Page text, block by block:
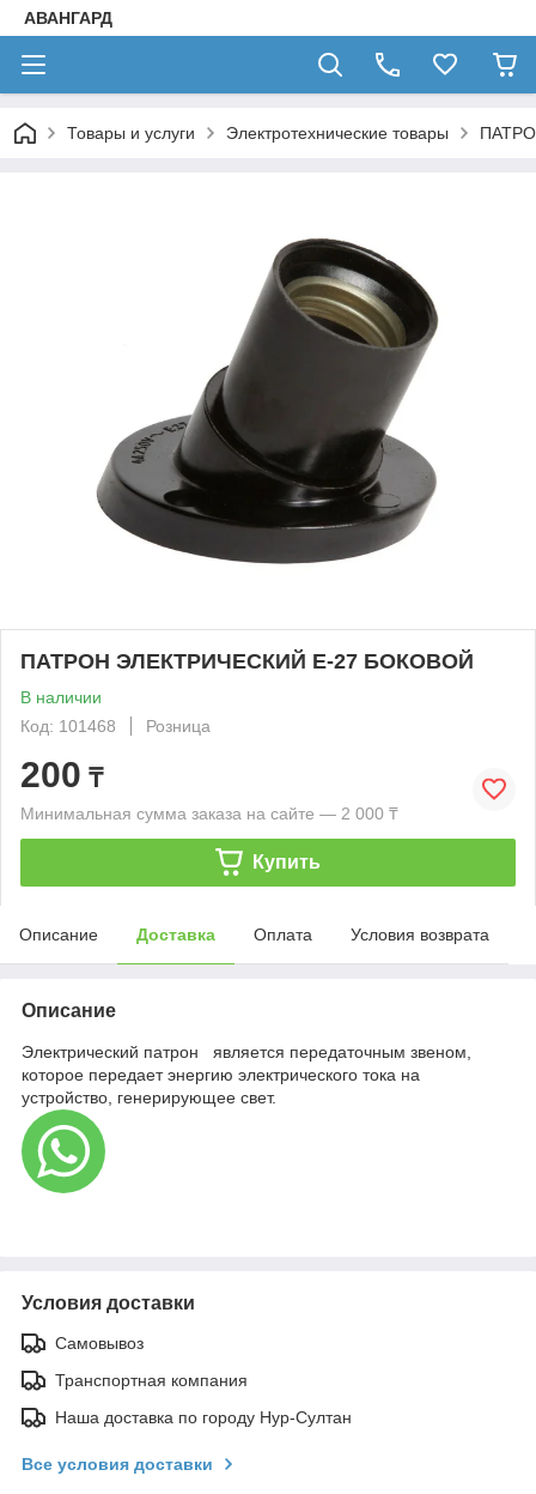
АВАНГАРД
Товары и услуги Электротехнические товары
ПАТРОН ЭЛЕКТРИЧЕСКИЙ Е-27 БОКОВОЙ
В наличии
Код: 101468
Розница
200 ₸
Минимальная сумма заказа на сайте — 2 000 ₸
Купить
Описание Доставка Оплата Условия возврата
Описание
Электрический патрон является передаточным звеном,
которое передает энергию электрического тока на
устройство, генерирующее свет.
Условия доставки
Самовывоз
Транспортная компания
Наша доставка по городу Нур-Султан
Все условия доставки